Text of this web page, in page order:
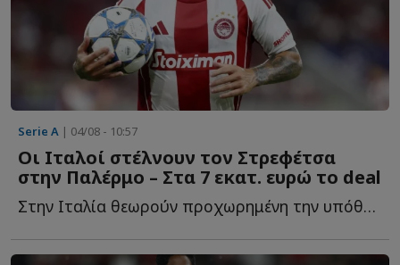
Serie A | 04/08 - 10:57
Οι Ιταλοί στέλνουν τον Στρεφέτσα
στην Παλέρμο – Στα 7 εκατ. ευρώ το deal
Στην Ιταλία θεωρούν προχωρημένη την υπόθεση της μετακίνησης τ...